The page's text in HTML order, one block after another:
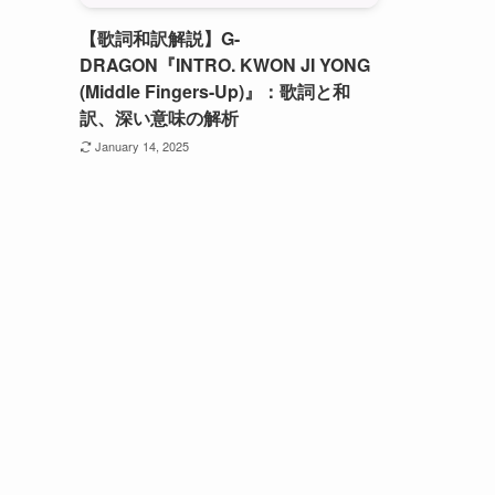
【歌詞和訳解説】G-
DRAGON『INTRO. KWON JI YONG
(Middle Fingers-Up)』：歌詞と和
訳、深い意味の解析
January 14, 2025